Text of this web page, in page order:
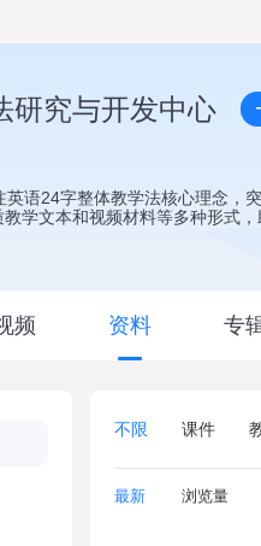
研究与开发中心
语24字整体教学法核心理念，
学文本和视频材料等多种形式
频 资料 专
不限 课件
最新 浏览量